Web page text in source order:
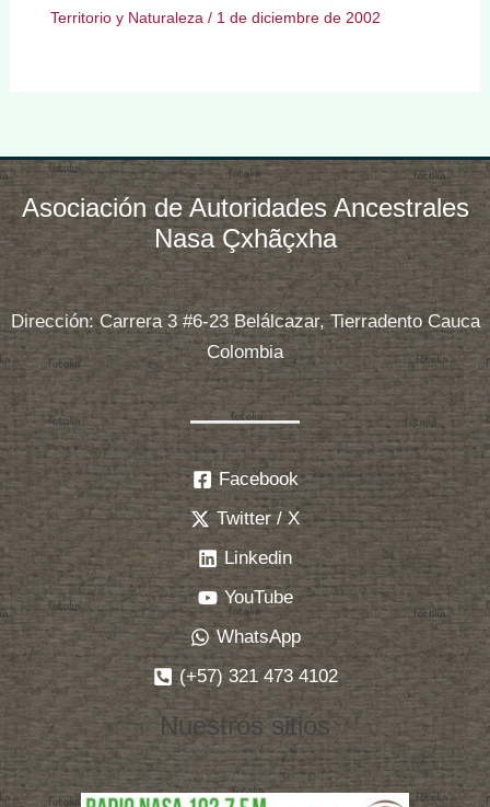
Territorio y Naturaleza/ 1 de diciembre de 2002
Asociación de Autoridades Ancestrales
Nasa Çxhãçxha
Dirección: Carrera 3 #6-23 Belálcazar, Tierradento Cauca
Colombia
Facebook
Twitter / X
Linkedin
YouTube
WhatsApp
(+57) 321 473 4102
Nuestros sitios